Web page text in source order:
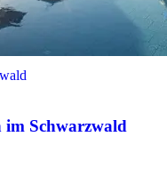
im Schwarzwald